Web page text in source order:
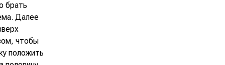
брать
Далее
чтобы
положить